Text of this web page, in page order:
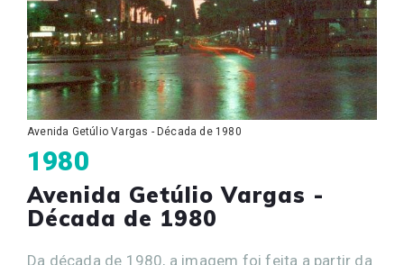
Avenida Getúlio Vargas - Década de 1980
1980
Avenida Getúlio Vargas -
Década de 1980
Da década de 1980, a imagem foi feita a partir da